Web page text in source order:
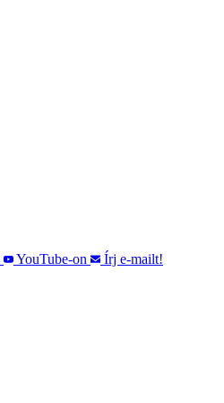
YouTube-on
Írj e-mailt!